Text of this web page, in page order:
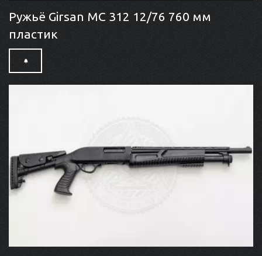
Ружьё Girsan MC 312 12/76 760 мм
пластик